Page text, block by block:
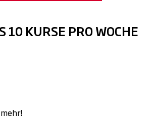
10 KURSE PRO WOCHE